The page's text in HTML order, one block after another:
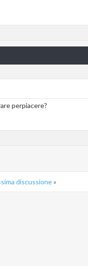
perpiacere?
discussione»